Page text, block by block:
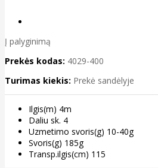
Į palyginimą
Prekės kodas: 4029-400
Turimas kiekis: Prekė sandėlyje
Ilgis(m) 4m
Daliu sk. 4
Uzmetimo svoris(g) 10-40g
Svoris(g) 185g
Transp.ilgis(cm) 115